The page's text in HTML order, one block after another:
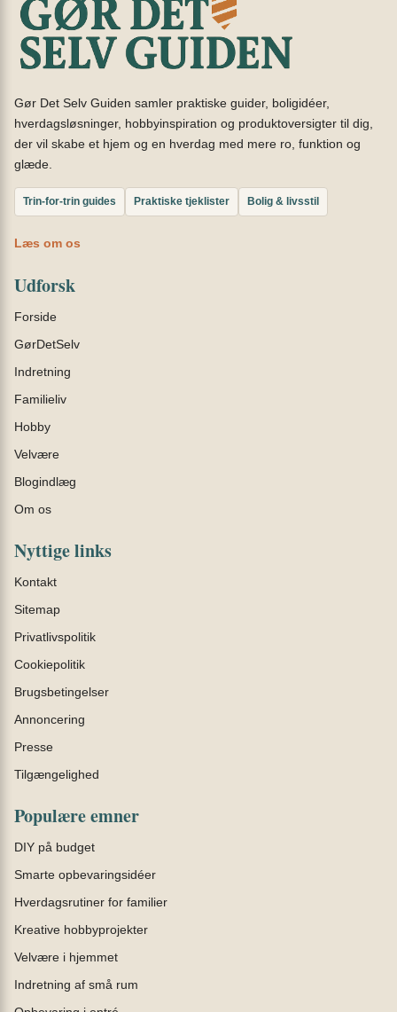
Gør Det Selv Guiden samler praktiske guider, boligidéer,
hverdagsløsninger, hobbyinspiration og produktoversigter til dig,
der vil skabe et hjem og en hverdag med mere ro, funktion og
glæde.
Trin-for-trin guides Praktiske tjeklister Bolig & livsstil
Læs om os
Udforsk
Forside
GørDetSelv
Indretning
Familieliv
Hobby
Velvære
Blogindlæg
Om os
Nyttige links
Kontakt
Sitemap
Privatlivspolitik
Cookiepolitik
Brugsbetingelser
Annoncering
Presse
Tilgængelighed
Populære emner
DIY på budget
Smarte opbevaringsidéer
Hverdagsrutiner for familier
Kreative hobbyprojekter
Velvære i hjemmet
Indretning af små rum